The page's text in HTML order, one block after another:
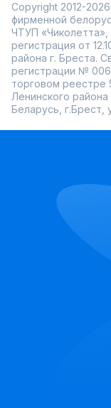
Copyright 2012-
фирменной
ЧТУП «Чиколетта»,
регистрация от
района г. Бреста.
регистрации №
торговом реестре
Ленинского
Беларусь, г.Брест,